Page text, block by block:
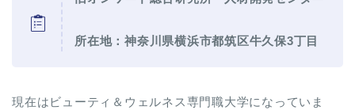
所在地：神奈川県横浜市都筑区牛久保3丁目
現在はビューティ＆ウェルネス専門職大学になっていま